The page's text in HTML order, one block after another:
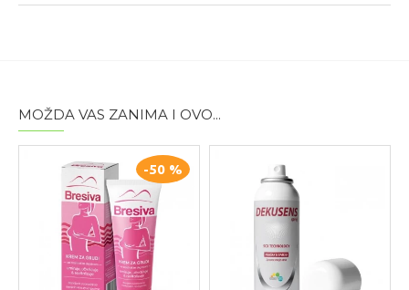
MOŽDA VAS ZANIMA I OVO...
-50 %